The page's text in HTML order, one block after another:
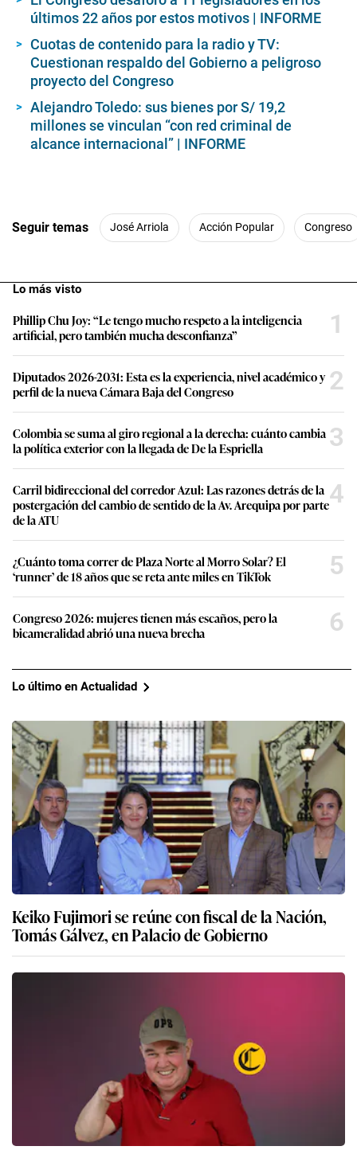
últimos 22 años por estos motivos | INFORME
Cuotas de contenido para la radio y TV:
Cuestionan respaldo del Gobierno a peligroso
proyecto del Congreso
Alejandro Toledo: sus bienes por S/ 19,2
millones se vinculan “con red criminal de
alcance internacional” | INFORME
Seguir temas José Arriola Acción Popular Congreso
Lo más visto
Phillip Chu Joy: “Le tengo mucho respeto a la inteligencia
artificial, pero también mucha desconfianza”
1
Diputados 2026-2031: Esta es la experiencia, nivel académico y
perfil de la nueva Cámara Baja del Congreso
2
Colombia se suma al giro regional a la derecha: cuánto cambia
la política exterior con la llegada de De la Espriella
3
Carril bidireccional del corredor Azul: Las razones detrás de la
postergación del cambio de sentido de la Av. Arequipa por parte
de la ATU
4
¿Cuánto toma correr de Plaza Norte al Morro Solar? El
‘runner’ de 18 años que se reta ante miles en TikTok
5
Congreso 2026: mujeres tienen más escaños, pero la
bicameralidad abrió una nueva brecha
6
Lo último en Actualidad
Keiko Fujimori se reúne con fiscal de la Nación,
Tomás Gálvez, en Palacio de Gobierno